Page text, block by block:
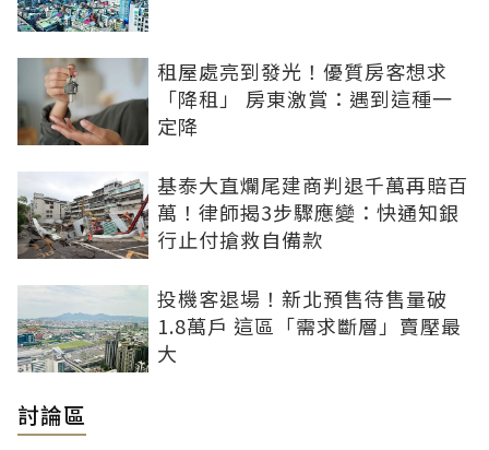
租屋處亮到發光！優質房客想求
「降租」 房東激賞：遇到這種一
定降
基泰大直爛尾建商判退千萬再賠百
萬！律師揭3步驟應變：快通知銀
行止付搶救自備款
投機客退場！新北預售待售量破
1.8萬戶 這區「需求斷層」賣壓最
大
討論區